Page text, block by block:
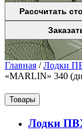
Рассчитать
Главная /Лодки
«MARLIN» 340
Товары
Лодки